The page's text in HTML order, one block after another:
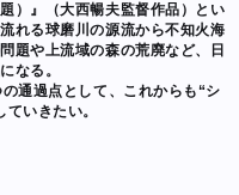
）』（大西暢夫監督作品）とい
れる球磨川の源流から不知火海
題や上流域の森の荒廃など、日
なる。
通過点として、これからも“シ
いきたい。